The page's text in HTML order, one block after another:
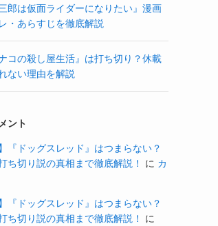
郎は仮面ライダーになりたい』漫画
・あらすじを徹底解説
コの殺し屋生活』は打ち切り？休載
ない理由を解説
ント
『ドッグスレッド』はつまらない？
ち切り説の真相まで徹底解説！
に カ
『ドッグスレッド』はつまらない？
ち切り説の真相まで徹底解説！
に